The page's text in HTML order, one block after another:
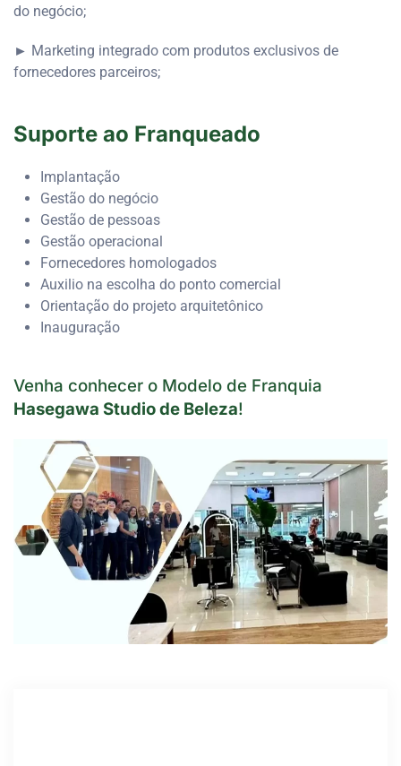
do negócio;
► Marketing integrado com produtos exclusivos de
fornecedores parceiros;
Suporte ao Franqueado
Implantação
Gestão do negócio
Gestão de pessoas
Gestão operacional
Fornecedores homologados
Auxilio na escolha do ponto comercial
Orientação do projeto arquitetônico
Inauguração
Venha conhecer o Modelo de Franquia
Hasegawa Studio de Beleza!